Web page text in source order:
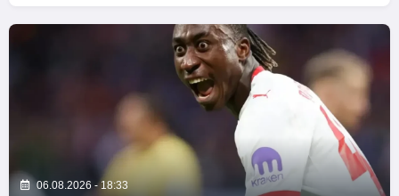
06.08.2026 - 18:33